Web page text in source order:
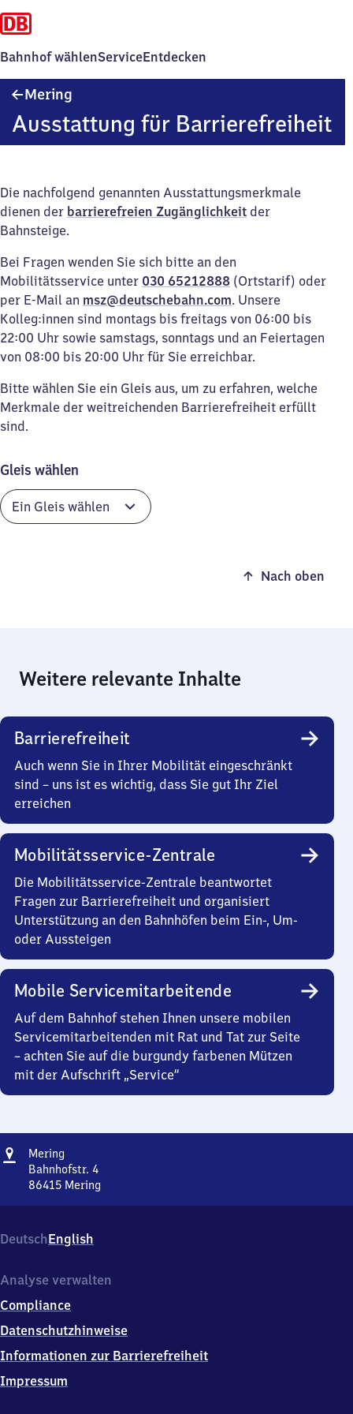
Bahnhof wählenServiceEntdecken
Mering
Ausstattung für Barrierefreiheit
Die nachfolgend genannten Ausstattungsmerkmale
dienen der barrierefreien Zugänglichkeit der
Bahnsteige.
Bei Fragen wenden Sie sich bitte an den
Mobilitätsservice unter 030 65212888 (Ortstarif) oder
per E-Mail an msz@deutschebahn.com. Unsere
Kolleg:innen sind montags bis freitags von 06:00 bis
22:00 Uhr sowie samstags, sonntags und an Feiertagen
von 08:00 bis 20:00 Uhr für Sie erreichbar.
Bitte wählen Sie ein Gleis aus, um zu erfahren, welche
Merkmale der weitreichenden Barrierefreiheit erfüllt
sind.
Gleis wählen
Nach oben
Weitere relevante Inhalte
Barrierefreiheit
Auch wenn Sie in Ihrer Mobilität eingeschränkt
sind – uns ist es wichtig, dass Sie gut Ihr Ziel
erreichen
Mobilitätsservice-Zentrale
Die Mobilitätsservice-Zentrale beantwortet
Fragen zur Barrierefreiheit und organisiert
Unterstützung an den Bahnhöfen beim Ein-, Um-
oder Aussteigen
Mobile Servicemitarbeitende
Auf dem Bahnhof stehen Ihnen unsere mobilen
Servicemitarbeitenden mit Rat und Tat zur Seite
– achten Sie auf die burgundy farbenen Mützen
mit der Aufschrift „Service“
Adresse
Mering
Bahnhofstr. 4
86415 Mering
4,
8
4
5
Mering
DeutschEnglish
Analyse verwalten
Compliance
Datenschutzhinweise
Informationen zur Barrierefreiheit
Impressum